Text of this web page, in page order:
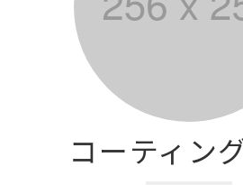
コーティン